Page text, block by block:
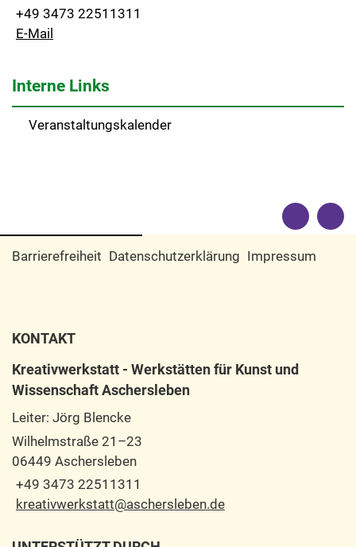
+49 3473 22511311
E-Mail
Interne Links
Veranstaltungskalender
Barrierefreiheit Datenschutzerklärung Impressum
KONTAKT
Kreativwerkstatt - Werkstätten für Kunst und
Wissenschaft Aschersleben
Leiter: Jörg Blencke
Wilhelmstraße 21–23
06449 Aschersleben
+49 3473 22511311
kreativwerkstatt@aschersleben.de